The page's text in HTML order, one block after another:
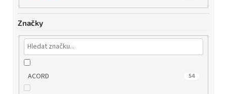
Značky
ACORD 54